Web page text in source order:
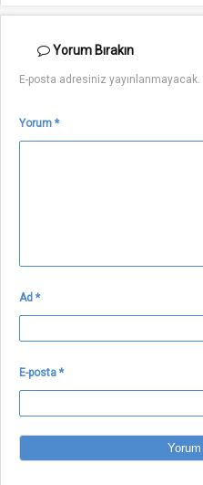
Yorum Bırakın
E-posta adresiniz yayınlanmayacak.
Yorum *
Ad *
E-posta *